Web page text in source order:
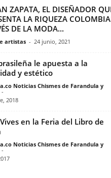
ZAPATA, EL DISEÑADOR
LA RIQUEZA
DE LA MODA...
artistas - 24 junio, 2021
le apuesta a la
y estético
Noticias Chismes de Farandula y
-
2018
en la Feria del Libro de
Noticias Chismes de Farandula y
-